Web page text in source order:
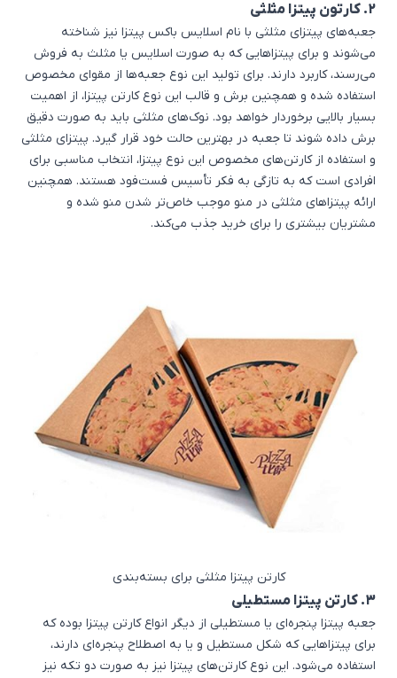
2. کارتون پیتزا مثلثی
جعبه‌های پیتزای مثلثی با نام اسلایس باکس پیتزا نیز شناخته
می‌شوند و برای پیتزاهایی که به صورت اسلایس یا مثلث به فروش
می‌رسند، کاربرد دارند. برای تولید این نوع جعبه‌ها از مقوای مخصوص
استفاده شده و همچنین برش و قالب این نوع کارتن پیتزا، از اهمیت
بسیار بالایی برخوردار خواهد بود. نوک‌های مثلثی باید به صورت دقیق
برش داده شوند تا جعبه در بهترین حالت خود قرار گیرد. پیتزای مثلثی
و استفاده از کارتن‌های مخصوص این نوع پیتزا، انتخاب مناسبی برای
افرادی است که به تازگی به فکر تأسیس فست‌فود هستند. همچنین
ارائه پیتزاهای مثلثی در منو موجب خاص‌تر شدن منو شده و
مشتریان بیشتری را برای خرید جذب می‌کند.
کارتن پیتزا مثلثی برای بسته‌بندی
3. کارتن پیتزا مستطیلی
جعبه پیتزا پنجره‌ای یا مستطیلی از دیگر انواع کارتن پیتزا بوده که
برای پیتزاهایی که شکل مستطیل و یا به اصطلاح پنجره‌ای دارند،
استفاده می‌شود. این نوع کارتن‌های پیتزا نیز به صورت دو تکه نیز